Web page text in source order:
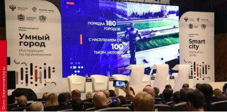
Фото: forumsmartcity.ru